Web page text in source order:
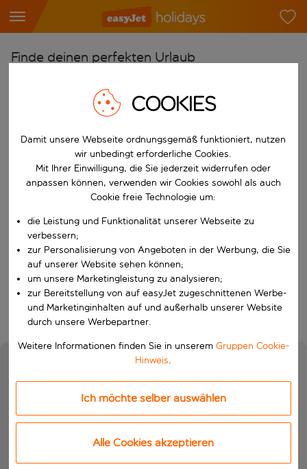
Finde deinen perfekten Urlaub
Flughafen wählen
Beginne mit der Eingabe für die automatische
Reiseziel wählen
Nach
Wähle ein Ab- und Rückflugdatum aus.
Reisezeitraum wählen
Wann
Wer
Suchen
COOKIES
Damit unsere Webseite ordnungsgemäß funktioniert, nutzen
wir unbedingt erforderliche Cookies.
Mit Ihrer Einwilligung, die Sie jederzeit widerrufen oder
anpassen können, verwenden wir Cookies sowohl als auch
Cookie freie Technologie um:
die Leistung und Funktionalität unserer Webseite zu
verbessern;
zur Personalisierung von Angeboten in der Werbung, die Sie
auf unserer Website sehen können;
um unsere Marketingleistung zu analysieren;
zur Bereitstellung von auf easyJet zugeschnittenen Werbe-
und Marketinginhalten auf und außerhalb unserer Website
durch unsere Werbepartner.
Weitere Informationen finden Sie in unserem Gruppen Cookie-
Hinweis.
Ich möchte selber auswählen
Alle Cookies akzeptieren